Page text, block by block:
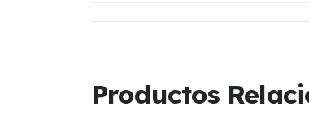
Productos